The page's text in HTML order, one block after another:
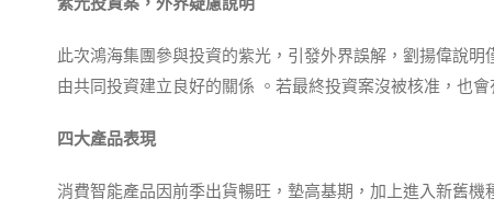
此次鴻海集團參與投資的紫光，引發外界誤解，劉揚偉說
由共同投資建立良好的關係 。若最終投資案沒被核准，也會
四大產品表現
消費智能產品因前季出貨暢旺，墊高基期，加上進入新舊